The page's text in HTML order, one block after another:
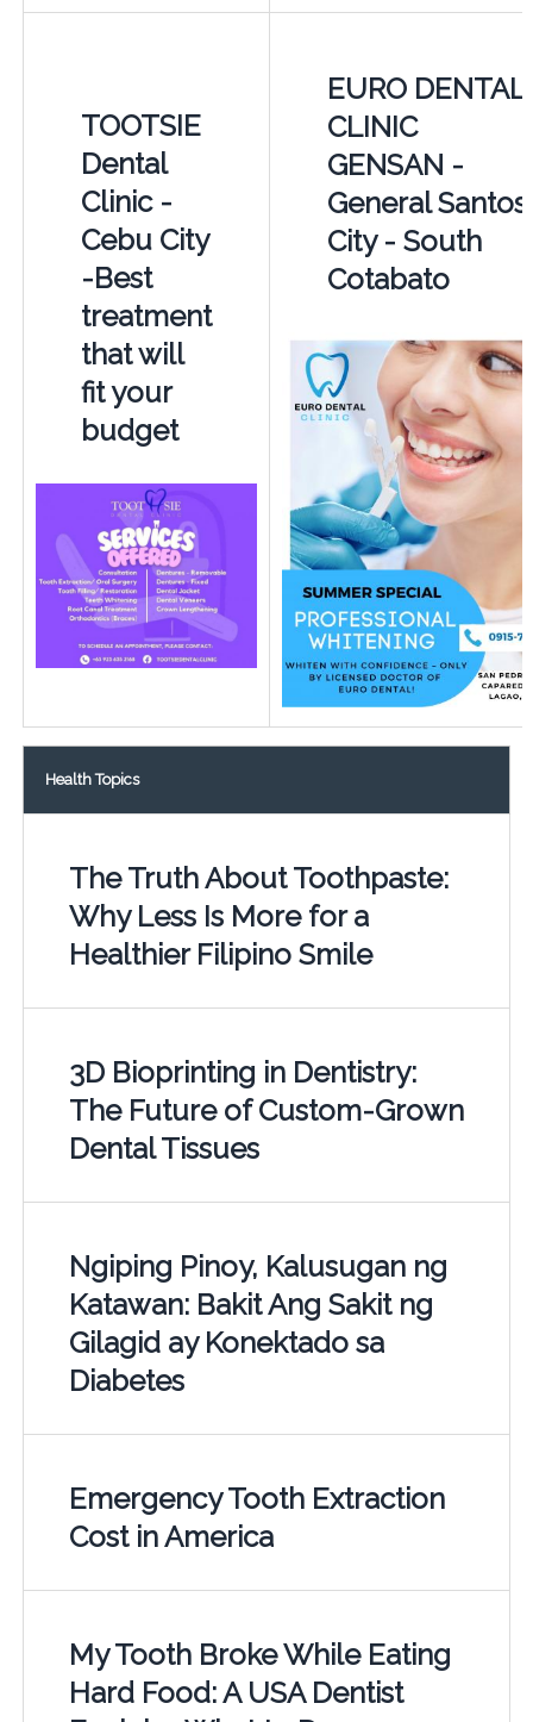
TOOTSIE
Dental
Clinic -
Cebu City
-Best
treatment
that will
fit your
budget
EURO DENTAL
CLINIC
GENSAN -
General Santos
City - South
Cotabato
Health Topics
The Truth About Toothpaste:
Why Less Is More for a
Healthier Filipino Smile
3D Bioprinting in Dentistry:
The Future of Custom-Grown
Dental Tissues
Ngiping Pinoy, Kalusugan ng
Katawan: Bakit Ang Sakit ng
Gilagid ay Konektado sa
Diabetes
Emergency Tooth Extraction
Cost in America
My Tooth Broke While Eating
Hard Food: A USA Dentist